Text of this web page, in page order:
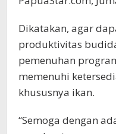
Dikatakan, agar
produktivitas
pemenuhan
memenuhi
khususnya ikan.
“Semoga dengan